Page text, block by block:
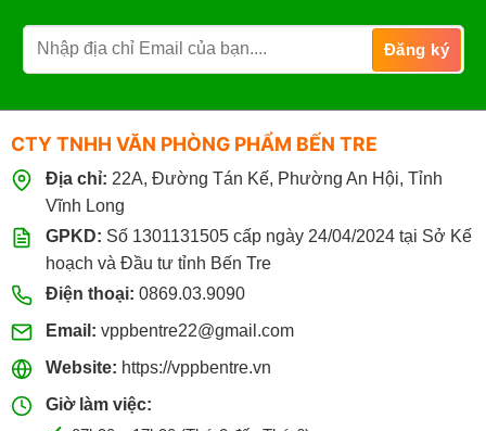
CTY TNHH VĂN PHÒNG PHẨM BẾN TRE
Địa chỉ: 22A, Đường Tán Kế, Phường An Hội, Tỉnh
Vĩnh Long
GPKD: Số 1301131505 cấp ngày 24/04/2024 tại Sở Kế
hoạch và Đầu tư tỉnh Bến Tre
Điện thoại: 0869.03.9090
Email: vppbentre22@gmail.com
Website: https://vppbentre.vn
Giờ làm việc: